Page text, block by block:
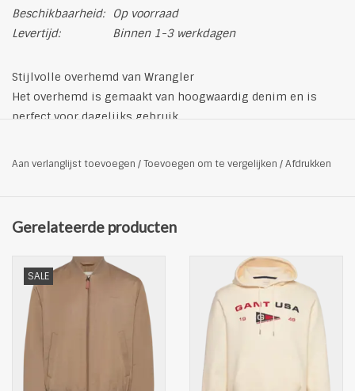
Beschikbaarheid:
Op voorraad
Levertijd:
Binnen 1-3 werkdagen
Stijlvolle overhemd van Wrangler
Het overhemd is gemaakt van hoogwaardig denim en is
perfect voor dagelijks gebruik.
klassieke buttondown kraag
afgeronde zoom
100% katoen
kleur: lichtblauw
Aan verlanglijst toevoegen /Toevoegen om te vergelijken /Afdrukken
Gerelateerde producten
SALE